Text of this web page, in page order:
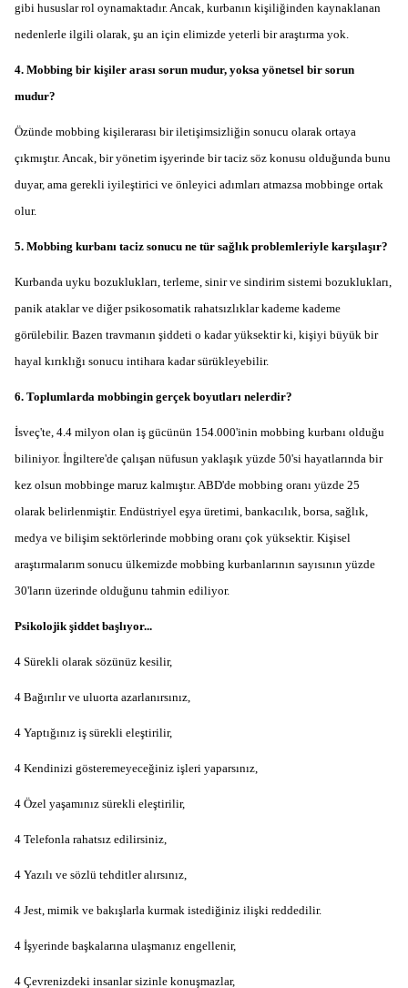
gibi hususlar rol oynamaktadır. Ancak, kurbanın kişiliğinden kaynaklanan
nedenlerle ilgili olarak, şu an için elimizde yeterli bir araştırma yok.
4. Mobbing bir kişiler arası sorun mudur, yoksa yönetsel bir sorun
mudur?
Özünde mobbing kişilerarası bir iletişimsizliğin sonucu olarak ortaya
çıkmıştır. Ancak, bir yönetim işyerinde bir taciz söz konusu olduğunda bunu
duyar, ama gerekli iyileştirici ve önleyici adımları atmazsa mobbinge ortak
olur.
5. Mobbing kurbanı taciz sonucu ne tür sağlık problemleriyle karşılaşır?
Kurbanda uyku bozuklukları, terleme, sinir ve sindirim sistemi bozuklukları,
panik ataklar ve diğer psikosomatik rahatsızlıklar kademe kademe
görülebilir. Bazen travmanın şiddeti o kadar yüksektir ki, kişiyi büyük bir
hayal kırıklığı sonucu intihara kadar sürükleyebilir.
6. Toplumlarda mobbingin gerçek boyutları nelerdir?
İsveç'te, 4.4 milyon olan iş gücünün 154.000'inin mobbing kurbanı olduğu
biliniyor. İngiltere'de çalışan nüfusun yaklaşık yüzde 50'si hayatlarında bir
kez olsun mobbinge maruz kalmıştır. ABD'de mobbing oranı yüzde 25
olarak belirlenmiştir. Endüstriyel eşya üretimi, bankacılık, borsa, sağlık,
medya ve bilişim sektörlerinde mobbing oranı çok yüksektir. Kişisel
araştırmalarım sonucu ülkemizde mobbing kurbanlarının sayısının yüzde
30'ların üzerinde olduğunu tahmin ediliyor.
Psikolojik şiddet başlıyor...
4 Sürekli olarak sözünüz kesilir,
4 Bağırılır ve uluorta azarlanırsınız,
4 Yaptığınız iş sürekli eleştirilir,
4 Kendinizi gösteremeyeceğiniz işleri yaparsınız,
4 Özel yaşamınız sürekli eleştirilir,
4 Telefonla rahatsız edilirsiniz,
4 Yazılı ve sözlü tehditler alırsınız,
4 Jest, mimik ve bakışlarla kurmak istediğiniz ilişki reddedilir.
4 İşyerinde başkalarına ulaşmanız engellenir,
4 Çevrenizdeki insanlar sizinle konuşmazlar,